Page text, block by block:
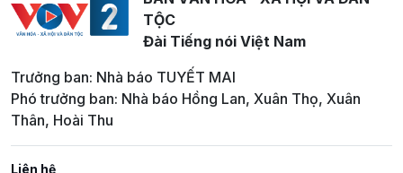
TỘC
Đài Tiếng nói Việt Nam
Trưởng ban: Nhà báo TUYẾT MAI
Phó trưởng ban: Nhà báo Hồng Lan, Xuân Thọ, Xuân
Thân, Hoài Thu
Liên hệ